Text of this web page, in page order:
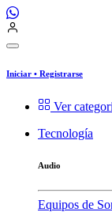
Iniciar • Registrarse
Ver
Tecnología
Audio
Equipos de